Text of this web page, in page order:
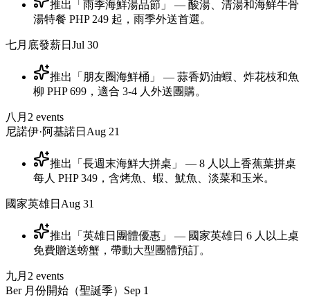
推出「雨季海鮮湯品節」 — 酸湯、清湯和海鮮牛骨
湯特餐 PHP 249 起，雨季外送首選。
七月底發薪日 Jul 30
推出「朋友圈海鮮桶」 — 蒜香奶油蝦、炸花枝和魚
柳 PHP 699，適合 3-4 人外送團購。
八月 2 events
尼諾伊·阿基諾日 Aug 21
推出「長週末海鮮大拼桌」 — 8 人以上香蕉葉拼桌
每人 PHP 349，含烤魚、蝦、魷魚、淡菜和玉米。
國家英雄日 Aug 31
推出「英雄日團體優惠」 — 國家英雄日 6 人以上桌
免費贈送螃蟹，帶動大型團體預訂。
九月 2 events
Ber 月份開始（聖誕季） Sep 1